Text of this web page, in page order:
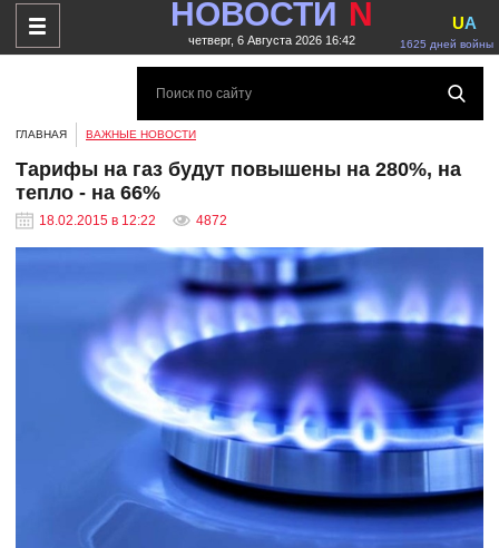
НОВОСТИ N
четверг, 6 Августа 2026 16:42 1625 дней войны
UA
ГЛАВНАЯ ВАЖНЫЕ НОВОСТИ
Тарифы на газ будут повышены на 280%, на
тепло - на 66%
18.02.2015 в 12:22 4872